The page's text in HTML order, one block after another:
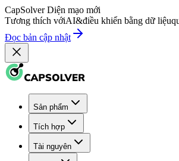
CapSolver Diện mạo mới
Tương thích vớiAI&điều khiển bằng dữ liệu
Đọc bản cập nhật
Sản phẩm
Tích hợp
Tài nguyên